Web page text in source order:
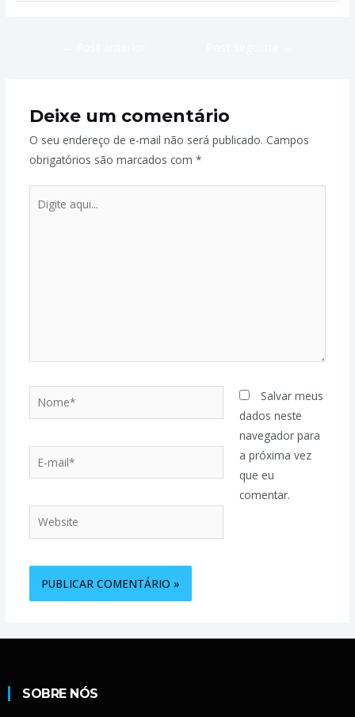
Deixe um comentário
O seu endereço de e-mail não será publicado. Campos
obrigatórios são marcados com *
Salvar meus
dados neste
navegador para
a próxima vez
que eu
comentar.
SOBRE NÓS